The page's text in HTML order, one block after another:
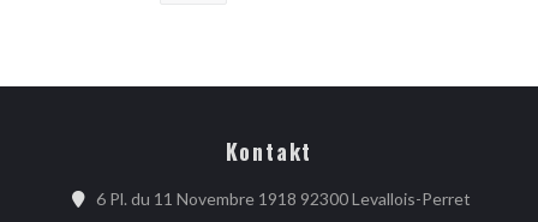
Kontakt
6 Pl. du 11 Novembre 1918 92300 Levallois-Perret((öffnet